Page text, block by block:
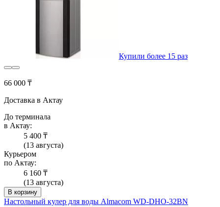
Купили более 15 раз
66 000 ₸
Доставка в Актау
До терминала
в Актау:
5 400 ₸
(13 августа)
Курьером
по Актау:
6 160 ₸
(13 августа)
В корзину
Настольный кулер для воды Almacom WD-DHO-32BN